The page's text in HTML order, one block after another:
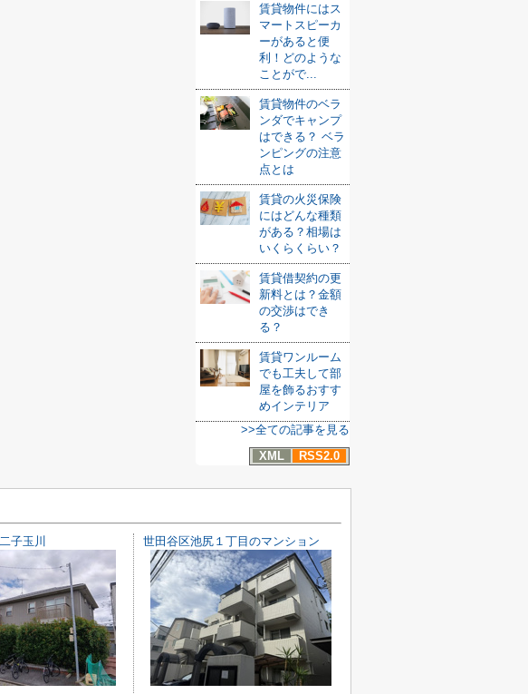
賃貸物件にはス
マートスピーカ
ーがあると便
利！どのような
ことがで...
賃貸物件のベラ
ンダでキャンプ
はできる？ ベラ
ンピングの注意
点とは
賃貸の火災保険
にはどんな種類
がある？相場は
いくらくらい？
賃貸借契約の更
新料とは？金額
の交渉はでき
る？
賃貸ワンルーム
でも工夫して部
屋を飾るおすす
めインテリア
>>全ての記事を見る
XML
RSS2.0
子玉川 世田谷区池尻１丁目のマンション